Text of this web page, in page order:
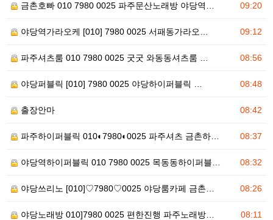
09:20
금촌호빠 010 7980 0025 파주문산노래방 야당역…
09:12
야당역가라오케 [010] 7980 0025 서패동가라오…
08:56
파주셔츠룸 010 7980 0025 굿굿 와동동셔츠룸 …
08:48
야당퍼블릭 [010] 7980 0025 야당하이퍼블릭 …
08:42
출장안마
08:37
파주하이퍼블릭 010◐7980◐0025 파주셔츠 금촌하…
08:32
야당역하이퍼블릭 010 7980 0025 목동동하이퍼블…
08:26
야당쓰리노 [010]♡7980♡0025 야당룸카페 금촌…
08:11
야당노래방 010]7980 0025 편한진행 파주노래방…